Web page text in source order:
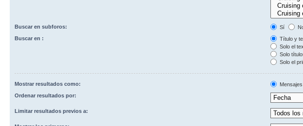
Buscar en subforos: Sí
Buscar en :
Título y
Solo el
Solo
Solo el
Mostrar resultados como: Mensajes
Ordenar resultados por:
Limitar resultados previos a: